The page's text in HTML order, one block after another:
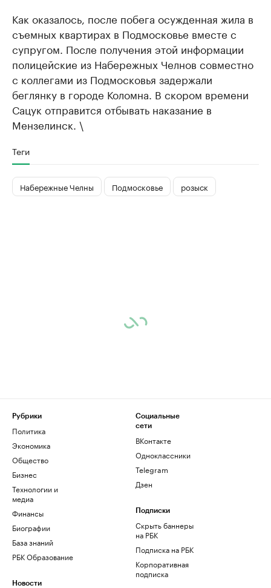
Как оказалось, после побега осужденная жила в
съемных квартирах в Подмосковье вместе с
супругом. После получения этой информации
полицейские из Набережных Челнов совместно
с коллегами из Подмосковья задержали
беглянку в городе Коломна. В скором времени
Сацук отправится отбывать наказание в
Мензелинск. \
Теги
Набережные Челны Подмосковье розыск
Рубрики
Политика
Экономика
Общество
Бизнес
Технологии и
медиа
Финансы
Биографии
База знаний
РБК Образование
Новости
Социальные
сети
ВКонтакте
Одноклассники
Telegram
Дзен
Подписки
Скрыть баннеры
на РБК
Подписка на РБК
Корпоративная
подписка